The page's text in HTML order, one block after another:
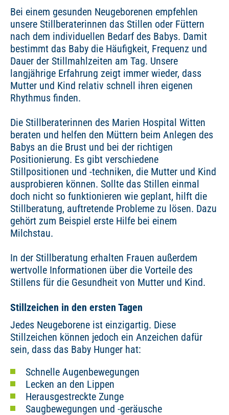
Bei einem gesunden Neugeborenen empfehlen
unsere Stillberaterinnen das Stillen oder Füttern
nach dem individuellen Bedarf des Babys. Damit
bestimmt das Baby die Häufigkeit, Frequenz und
Dauer der Stillmahlzeiten am Tag. Unsere
langjährige Erfahrung zeigt immer wieder, dass
Mutter und Kind relativ schnell ihren eigenen
Rhythmus finden.
Die Stillberaterinnen des Marien Hospital Witten
beraten und helfen den Müttern beim Anlegen des
Babys an die Brust und bei der richtigen
Positionierung. Es gibt verschiedene
Stillpositionen und -techniken, die Mutter und Kind
ausprobieren können. Sollte das Stillen einmal
doch nicht so funktionieren wie geplant, hilft die
Stillberatung, auftretende Probleme zu lösen. Dazu
gehört zum Beispiel erste Hilfe bei einem
Milchstau.
In der Stillberatung erhalten Frauen außerdem
wertvolle Informationen über die Vorteile des
Stillens für die Gesundheit von Mutter und Kind.
Stillzeichen in den ersten Tagen
Jedes Neugeborene ist einzigartig. Diese
Stillzeichen können jedoch ein Anzeichen dafür
sein, dass das Baby Hunger hat:
Schnelle Augenbewegungen
Lecken an den Lippen
Herausgestreckte Zunge
Saugbewegungen und -geräusche